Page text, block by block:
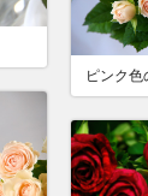
ピンク